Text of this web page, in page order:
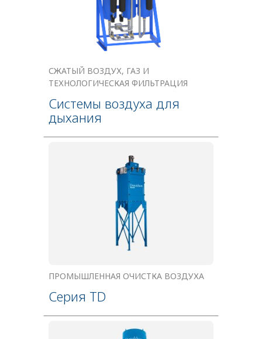
СЖАТЫЙ ВОЗДУХ, ГАЗ И
ТЕХНОЛОГИЧЕСКАЯ ФИЛЬТРАЦИЯ
Системы воздуха для
дыхания
ПРОМЫШЛЕННАЯ ОЧИСТКА ВОЗДУХА
Серия TD